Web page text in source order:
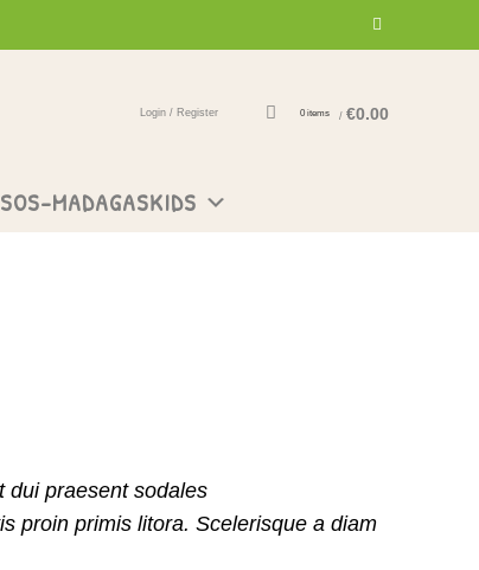
Login / Register 0 items / €0.00
SOS-MADAGASKIDS
dui praesent sodales
proin primis litora. Scelerisque a diam